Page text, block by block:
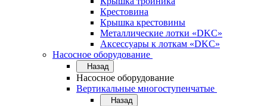
Крестовина
Крышка крестовины
Металлические лотки «DKC»
Аксессуары к лоткам «DKC»
Насосное оборудование
Назад
Насосное оборудование
Вертикальные многоступенчатые
Назад